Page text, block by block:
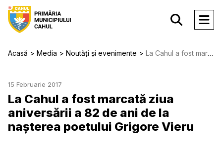
Acasă Media Noutăți și evenimente La Cahul a fost marcată ziua aniversării a 82 de ani de la nașterea poetului Grigore Vieru
15 Februarie 2017
La Cahul a fost marcată ziua
aniversării a 82 de ani de la
nașterea poetului Grigore Vieru